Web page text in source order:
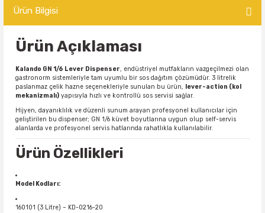
Ürün Bilgisi
Ürün Açıklaması
Kalando GN 1/6 Lever Dispenser, endüstriyel mutfakların vazgeçilmezi olan
gastronorm sistemleriyle tam uyumlu bir sos dağıtım çözümüdür. 3 litrelik
paslanmaz çelik hazne seçenekleriyle sunulan bu ürün, lever-action (kol
mekanizmalı) yapısıyla hızlı ve kontrollü sos servisi sağlar.
Hijyen, dayanıklılık ve düzenli sunum arayan profesyonel kullanıcılar için
geliştirilen bu dispenser; GN 1/6 küvet boyutlarına uygun olup self-servis
alanlarda ve profesyonel servis hatlarında rahatlıkla kullanılabilir.
Ürün Özellikleri
Model Kodları:
160101 (3 Litre) – KD-0216-20